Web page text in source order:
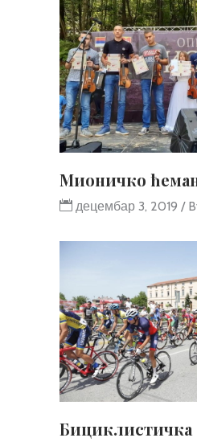
Мионичко
децембар 3, 2019
Бициклистичка